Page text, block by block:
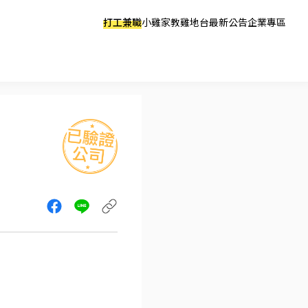
打工兼職小雞家教雞地台最新公告企業專區